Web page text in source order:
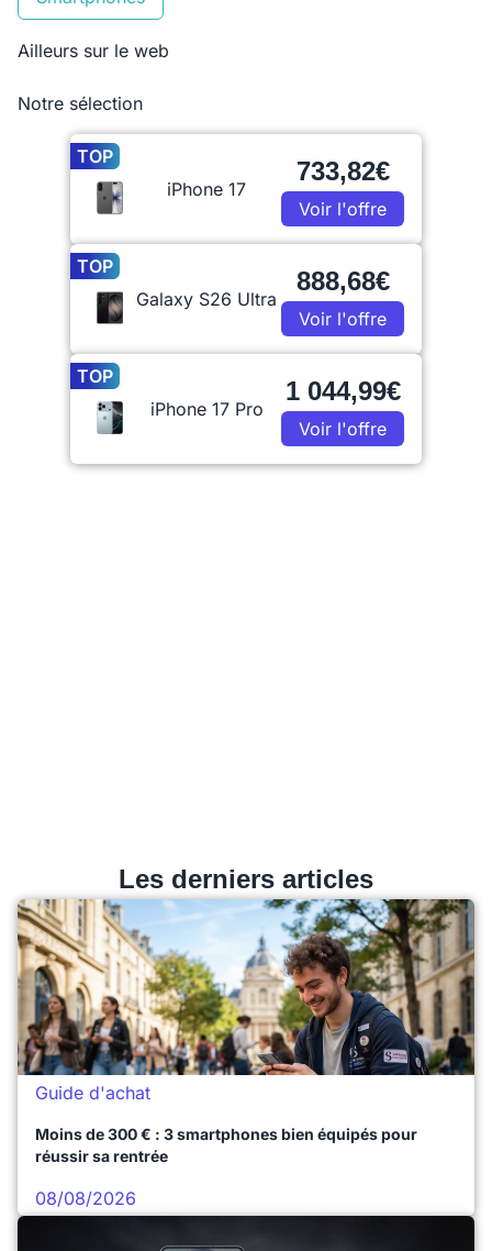
Ailleurs sur le web
Notre sélection
TOP
iPhone 17
733,82€
Voir l'offre
TOP
Galaxy S26 Ultra
888,68€
Voir l'offre
TOP
iPhone 17 Pro
1 044,99€
Voir l'offre
Les derniers articles
Guide d'achat
Moins de 300 € : 3 smartphones bien équipés pour
réussir sa rentrée
08/08/2026